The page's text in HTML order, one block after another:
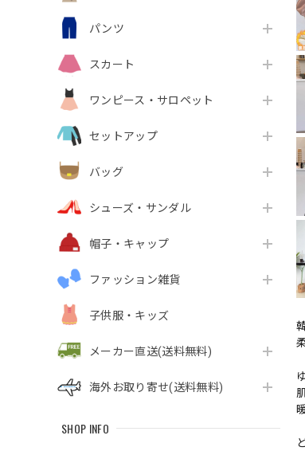
パンツ
スカート
ワンピース・サロペット
セットアップ
バッグ
シューズ・サンダル
帽子・キャップ
ファッション雑貨
子供服・キッズ
メーカー直送(送料無料)
海外お取り寄せ(送料無料)
SHOP INFO